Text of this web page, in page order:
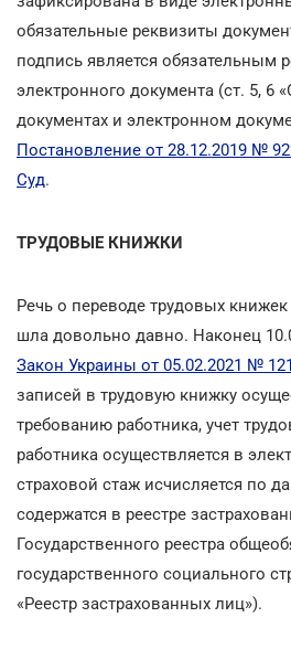
обязательные реквизиты
подпись является обязательным
электронного документа (ст. 5, 6
документах и электронном
Постановление от 28.12.2019 №
Суд.
ТРУДОВЫЕ КНИЖКИ
Речь о переводе трудовых
шла довольно давно. Наконец
Закон Украины от 05.02.2021 №
записей в трудовую книжку
требованию работника, учет
работника осуществляется в
страховой стаж исчисляется по
содержатся в реестре
Государственного реестра
государственного социального
«Реестр застрахованных лиц»).